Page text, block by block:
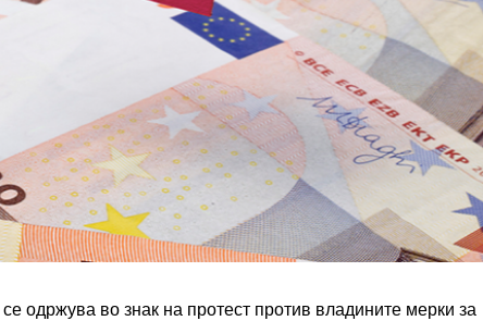
одржува во знак на протест против владините мерки за